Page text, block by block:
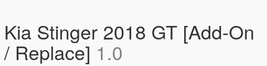
Kia Stinger 2018 GT [Add-On
/ Replace] 1.0